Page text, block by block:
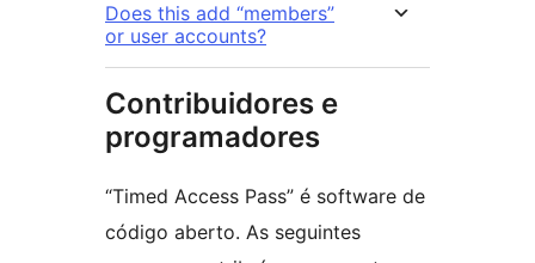
Does this add “members”
or user accounts?
Contribuidores e
programadores
“Timed Access Pass” é software de
código aberto. As seguintes